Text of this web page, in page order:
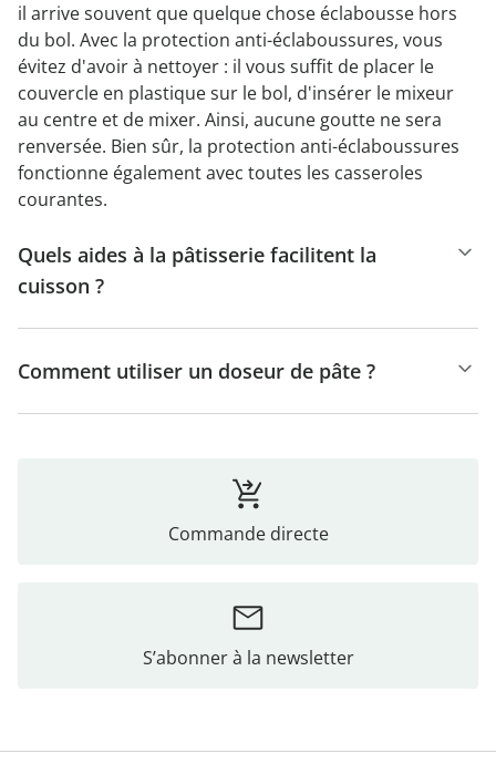
il arrive souvent que quelque chose éclabousse hors
du bol. Avec la protection anti-éclaboussures, vous
évitez d'avoir à nettoyer : il vous suffit de placer le
couvercle en plastique sur le bol, d'insérer le mixeur
au centre et de mixer. Ainsi, aucune goutte ne sera
renversée. Bien sûr, la protection anti-éclaboussures
fonctionne également avec toutes les casseroles
courantes.
Quels aides à la pâtisserie facilitent la
cuisson ?
Comment utiliser un doseur de pâte ?
Commande directe
S’abonner à la newsletter